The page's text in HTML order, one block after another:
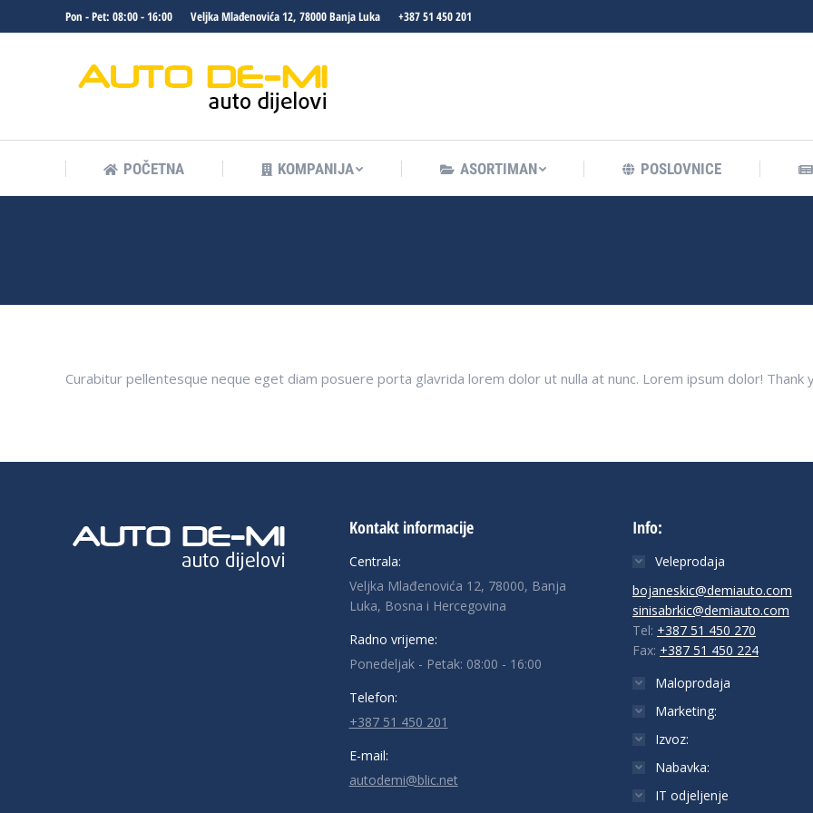
Pon - Pet: 08:00 - 16:00 Veljka Mlađenovića 12, 78000 Banja Luka +387 51 450 201
POČETNA
KOMPANIJA ASORTIMAN POSLOVNICE
Curabitur pellentesque neque eget diam posuere porta glavrida lorem dolor ut nulla at nunc. Lorem ipsum dolor! Thank
Kontakt informacije
Centrala:
Veljka Mlađenovića 12, 78000, Banja
Luka, Bosna i Hercegovina
Radno vrijeme:
Ponedeljak - Petak: 08:00 - 16:00
Telefon:
+387 51 450 201
E-mail:
autodemi@blic.net
Info:
Veleprodaja
bojaneskic@demiauto.com
sinisabrkic@demiauto.com
Tel: +387 51 450 270
Fax: +387 51 450 224
Maloprodaja
Marketing:
Izvoz:
Nabavka:
IT odjeljenje
POČETNA KOMPANIJA ASORTIMAN POSLOVNICE